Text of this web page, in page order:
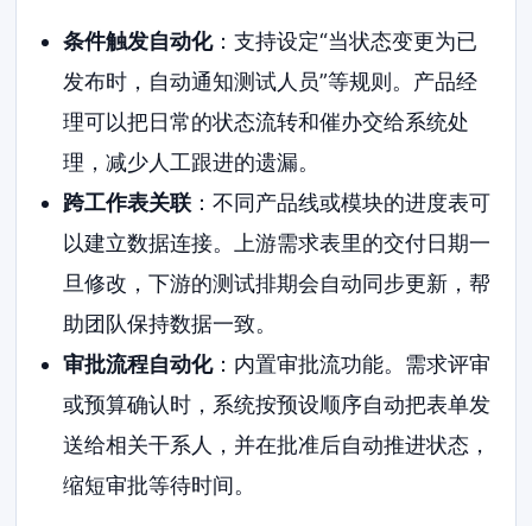
条件触发自动化：支持设定“当状态变更为已
发布时，自动通知测试人员”等规则。产品经
理可以把日常的状态流转和催办交给系统处
理，减少人工跟进的遗漏。
跨工作表关联：不同产品线或模块的进度表可
以建立数据连接。上游需求表里的交付日期一
旦修改，下游的测试排期会自动同步更新，帮
助团队保持数据一致。
审批流程自动化：内置审批流功能。需求评审
或预算确认时，系统按预设顺序自动把表单发
送给相关干系人，并在批准后自动推进状态，
缩短审批等待时间。